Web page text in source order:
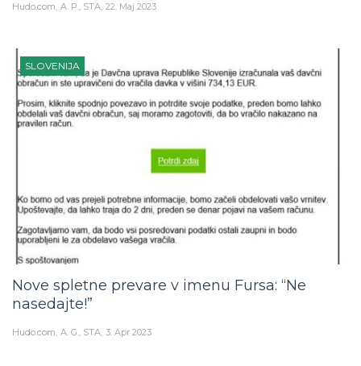
Hudo.com A. P., STA 22. Maj 2023
SLOVENIJA
Nove spletne prevare v imenu Fursa: “Ne
nasedajte!”
Hudo.com A. G., STA 3. Apr 2023